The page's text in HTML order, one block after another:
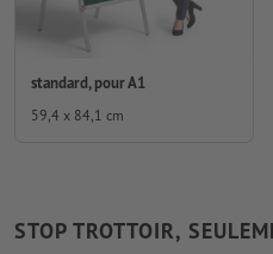
standard, pour A1
59,4 x 84,1 cm
STOP TROTTOIR,